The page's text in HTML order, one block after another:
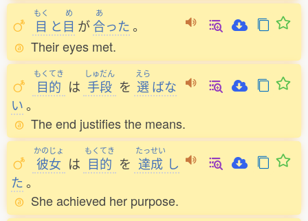
もく
目 と
め
目 が
あ
合った。
Their eyes met.
もくてき
目的 は
しゅだん
手段 を
えら
選ばな
い。
The end justifies the means.
かのじょ
彼女 は
もくてき
目的 を
たっせい
達成 し
た。
She achieved her purpose.